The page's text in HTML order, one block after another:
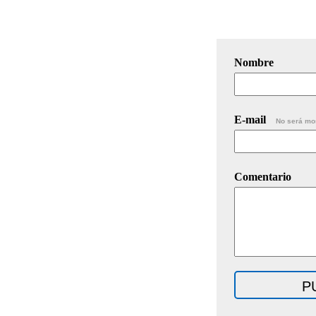
Nombre
E-mail No será
Comentario